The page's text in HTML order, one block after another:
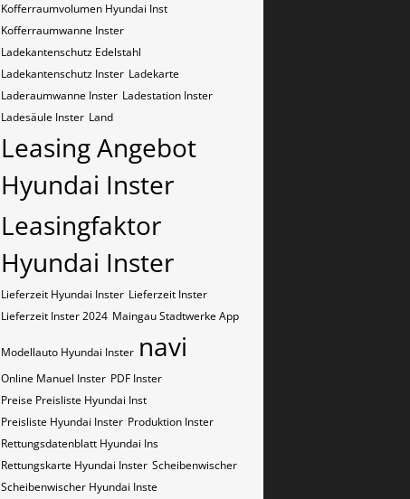
Kofferraumvolumen Hyundai Inst
Kofferraumwanne Inster
Ladekantenschutz Edelstahl
Ladekantenschutz Inster Ladekarte
Laderaumwanne Inster Ladestation Inster
Ladesäule Inster Land
Leasing Angebot
Hyundai Inster
Leasingfaktor
Hyundai Inster
Lieferzeit Hyundai Inster Lieferzeit Inster
Lieferzeit Inster 2024 Maingau Stadtwerke App
Modellauto Hyundai Inster navi
Online Manuel Inster PDF Inster
Preise Preisliste Hyundai Inst
Preisliste Hyundai Inster Produktion Inster
Rettungsdatenblatt Hyundai Ins
Rettungskarte Hyundai Inster Scheibenwischer
Scheibenwischer Hyundai​ Inste